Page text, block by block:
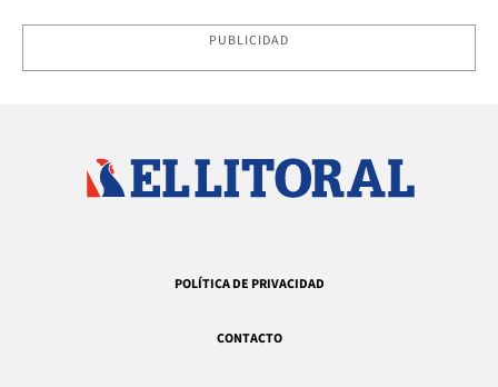
PUBLICIDAD
POLÍTICA DE PRIVACIDAD
CONTACTO